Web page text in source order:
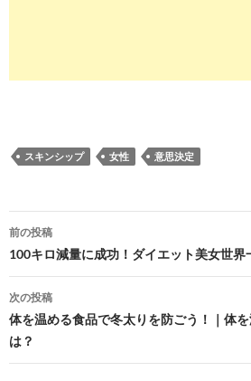
スキンシップ 女性 意思決定
投
稿
ナ
ビ
ゲ
前の投稿
100キロ減量に成功！ダイエット美女世界
次の投稿
体を温める食品で冬太りを防ごう！｜体
は？